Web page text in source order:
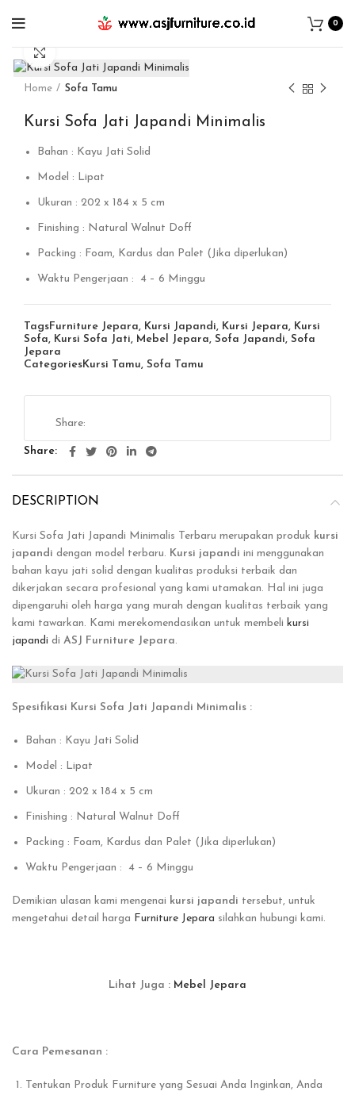
0
Home Sofa Tamu
Kursi Sofa Jati Japandi Minimalis
Bahan : Kayu Jati Solid
Model : Lipat
Ukuran : 202 x 184 x 5 cm
Finishing : Natural Walnut Doff
Packing : Foam, Kardus dan Palet (Jika diperlukan)
Waktu Pengerjaan : 4 – 6 Minggu
TagsFurniture Jepara, Kursi Japandi, Kursi Jepara, Kursi
Sofa, Kursi Sofa Jati, Mebel Jepara, Sofa Japandi, Sofa
Jepara
CategoriesKursi Tamu, Sofa Tamu
Share
DESCRIPTION
Kursi Sofa Jati Japandi Minimalis Terbaru merupakan produk kursi
japandi dengan model terbaru. Kursi japandi ini menggunakan
bahan kayu jati solid dengan kualitas produksi terbaik dan
dikerjakan secara profesional yang kami utamakan. Hal ini juga
dipengaruhi oleh harga yang murah dengan kualitas terbaik yang
kami tawarkan. Kami merekomendasikan untuk membeli kursi
japandi di ASJ Furniture Jepara.
Spesifikasi Kursi Sofa Jati Japandi Minimalis :
Bahan : Kayu Jati Solid
Model : Lipat
Ukuran : 202 x 184 x 5 cm
Finishing : Natural Walnut Doff
Packing : Foam, Kardus dan Palet (Jika diperlukan)
Waktu Pengerjaan : 4 – 6 Minggu
Demikian ulasan kami mengenai kursi japandi tersebut, untuk
mengetahui detail harga Furniture Jepara silahkan hubungi kami.
Lihat Juga : Mebel Jepara
Cara Pemesanan :
Tentukan Produk Furniture yang Sesuai Anda Inginkan, Anda